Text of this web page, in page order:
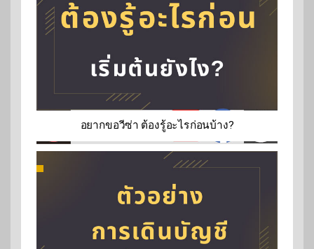
อยากขอวีซ่า ต้องรู้อะไรก่อนบ้าง?